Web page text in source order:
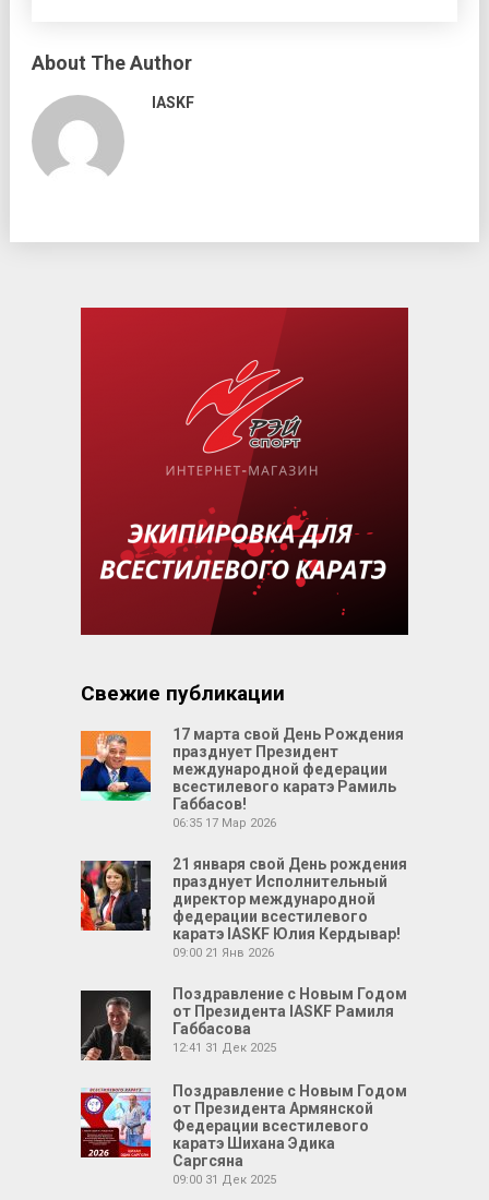
About The Author
IASKF
Свежие публикации
17 марта свой День Рождения
празднует Президент
международной федерации
всестилевого каратэ Рамиль
Габбасов!
06:35 17 Мар 2026
21 января свой День рождения
празднует Исполнительный
директор международной
федерации всестилевого
каратэ IASKF Юлия Кердывар!
09:00 21 Янв 2026
Поздравление с Новым Годом
от Президента IASKF Рамиля
Габбасова
12:41 31 Дек 2025
Поздравление с Новым Годом
от Президента Армянской
Федерации всестилевого
каратэ Шихана Эдика
Саргсяна
09:00 31 Дек 2025